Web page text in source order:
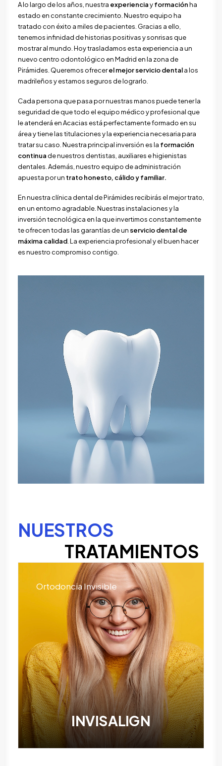
A lo largo de los años, nuestra experienciayformaciónha
estado en constante crecimiento. Nuestro equipo ha
tratado con éxito a miles de pacientes. Gracias a ello,
tenemos infinidad de historias positivas y sonrisas que
mostrar al mundo. Hoy trasladamos esta experiencia a un
nuevo centro odontológico en Madrid en la zona de
Pirámides. Queremos ofrecerel mejor servicio dentala los
madrileños y estamos seguros de lograrlo.
Cada persona que pasa por nuestras manos puede tener la
seguridad de que todo el equipo médico y profesional que
le atenderá en Acacias está perfectamente formado en su
área y tiene las titulaciones y la experiencia necesaria para
tratar su caso. Nuestra principal inversión es la formación
continua de nuestros dentistas, auxiliares e higienistas
dentales. Además, nuestro equipo de administración
apuesta por un trato honesto, cálido y familiar.
En nuestra clínica dental de Pirámides recibirás el mejor trato,
en un entorno agradable. Nuestras instalaciones y la
inversión tecnológica en la que invertimos constantemente
te ofrecen todas las garantías de unservicio dental de
máxima calidad . La experiencia profesional y el buen hacer
es nuestro compromiso contigo.
NUESTROS
TRATAMIENTOS
Ortodoncia Invisible
INVISALIGN